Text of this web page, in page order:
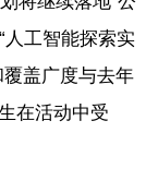
人工智能探索实
盖广度与去年
在活动中受